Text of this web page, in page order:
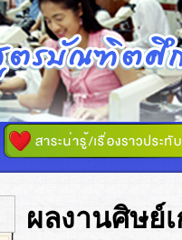
ผลงานศิษย์